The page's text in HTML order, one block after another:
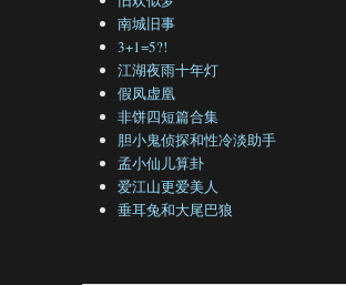
南城旧事
3+1=5?!
江湖夜雨十年灯
假凤虚凰
非饼四短篇合集
胆小鬼侦探和性冷淡助手
孟小仙儿算卦
爱江山更爱美人
垂耳兔和大尾巴狼